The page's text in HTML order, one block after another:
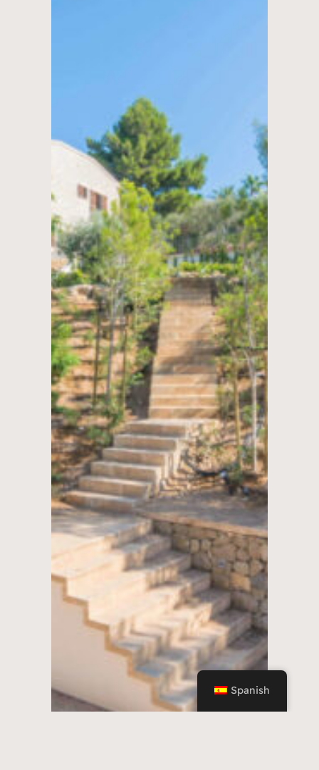
Spanish